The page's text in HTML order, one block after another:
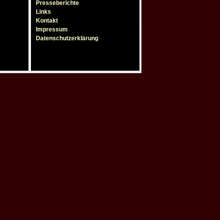
Presseberichte
Links
Kontakt
Impressum
Datenschutzerklärung